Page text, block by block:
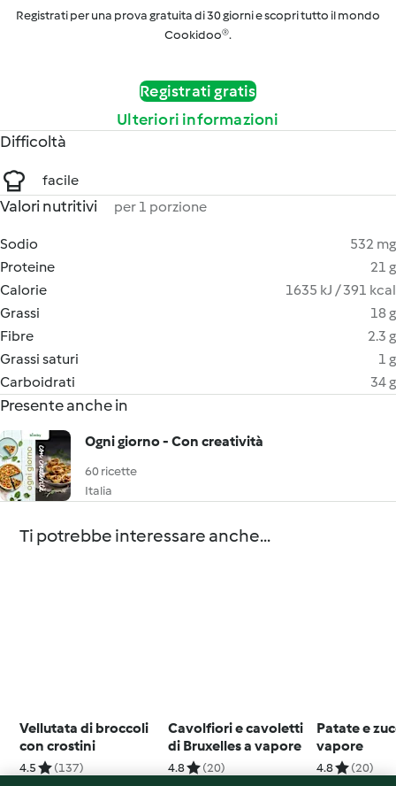
Registrati per una prova gratuita di 30 giorni e scopri tutto il mondo
Cookidoo®.
Registrati gratis
Ulteriori informazioni
Difficoltà
facile
Valori nutritivi per 1 porzione
Sodio
532 mg
Proteine
21 g
Calorie
1635 kJ / 391 kcal
Grassi
18 g
Fibre
2.3 g
Grassi saturi
1 g
Carboidrati
34 g
Presente anche in
Ogni giorno - Con creatività
60 ricette
Italia
Ti potrebbe interessare anche...
Vellutata di broccoli
con crostini
4.5 (137)
Cavolfiori e cavoletti
di Bruxelles a vapore
4.8 (20)
Patate e
vapore
4.8 (20)